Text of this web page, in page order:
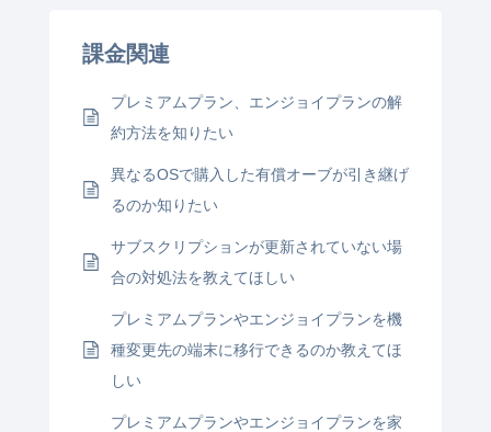
課金関連
プレミアムプラン、エンジョイプランの解
約方法を知りたい
異なるOSで購入した有償オーブが引き継げ
るのか知りたい
サブスクリプションが更新されていない場
合の対処法を教えてほしい
プレミアムプランやエンジョイプランを機
種変更先の端末に移行できるのか教えてほ
しい
プレミアムプランやエンジョイプランを家